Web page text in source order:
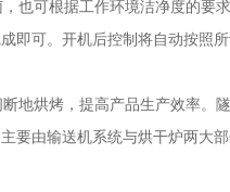
也可根据工作环境洁净度的要
即可。开机后控制将自动按照
地烘烤，提高产品生产效率。
要由输送机系统与烘干炉两大